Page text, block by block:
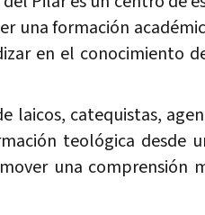
una formación
en el conocimiento
catequistas,
teológica desde
una comprensión